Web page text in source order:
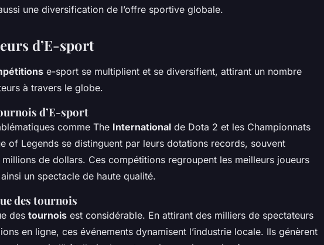
une diversification de l’offre sportive globale.
d’E-sport
e-sport se multiplient et se diversifient, attirant un nombre
à travers le globe.
d’E-sport
comme The International de Dota 2 et les Championnats
of Legends se distinguent par leurs dotations records, souvent
de dollars. Ces compétitions regroupent les meilleurs joueurs
un spectacle de haute qualité.
des tournois
des tournois est considérable. En attirant des milliers de spectateurs
en ligne, ces événements dynamisent l’industrie locale. Ils génèrent